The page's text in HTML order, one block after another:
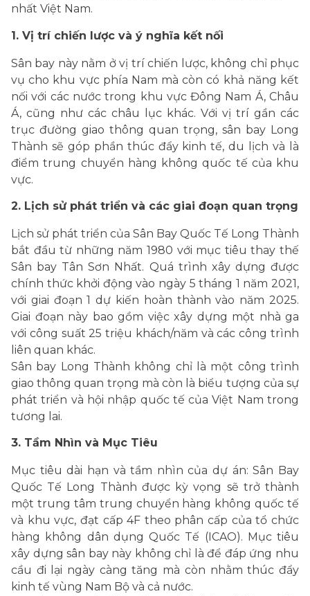
nhất Việt Nam.
1. Vị trí chiến lược và ý nghĩa kết nối
Sân bay này nằm ở vị trí chiến lược, không chỉ phục
vụ cho khu vực phía Nam mà còn có khả năng kết
nối với các nước trong khu vực Đông Nam Á, Châu
Á, cũng như các châu lục khác. Với vị trí gần các
trục đường giao thông quan trọng, sân bay Long
Thành sẽ góp phần thúc đẩy kinh tế, du lịch và là
điểm trung chuyển hàng không quốc tế của khu
vực.
2. Lịch sử phát triển và các giai đoạn quan trọng
Lịch sử phát triển của Sân Bay Quốc Tế Long Thành
bắt đầu từ những năm 1980 với mục tiêu thay thế
Sân bay Tân Sơn Nhất. Quá trình xây dựng được
chính thức khởi động vào ngày 5 tháng 1 năm 2021,
với giai đoạn 1 dự kiến hoàn thành vào năm 2025.
Giai đoạn này bao gồm việc xây dựng một nhà ga
với công suất 25 triệu khách/năm và các công trình
liên quan khác.
Sân bay Long Thành không chỉ là một công trình
giao thông quan trọng mà còn là biểu tượng của sự
phát triển và hội nhập quốc tế của Việt Nam trong
tương lai.
3. Tầm Nhìn và Mục Tiêu
Mục tiêu dài hạn và tầm nhìn của dự án: Sân Bay
Quốc Tế Long Thành được kỳ vọng sẽ trở thành
một trung tâm trung chuyển hàng không quốc tế
và khu vực, đạt cấp 4F theo phân cấp của tổ chức
hàng không dân dụng Quốc Tế (ICAO). Mục tiêu
xây dựng sân bay này không chỉ là để đáp ứng nhu
cầu đi lại ngày càng tăng mà còn nhằm thúc đẩy
kinh tế vùng Nam Bộ và cả nước.